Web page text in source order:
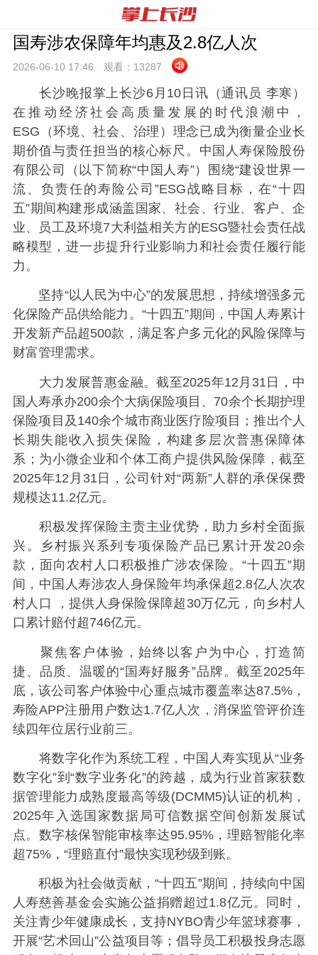
国寿涉农保障年均惠及2.8亿人次
2026-06-10 17:46 观看： 13287
长沙晚报掌上长沙6月10日讯（通讯员 李寒）
在推动经济社会高质量发展的时代浪潮中，
ESG（环境、社会、治理）理念已成为衡量企业长
期价值与责任担当的核心标尺。中国人寿保险股份
有限公司（以下简称“中国人寿”）围绕“建设世界一
流、负责任的寿险公司”ESG战略目标，在“十四
五”期间构建形成涵盖国家、社会、行业、客户、企
业、员工及环境7大利益相关方的ESG暨社会责任战
略模型，进一步提升行业影响力和社会责任履行能
力。
坚持“以人民为中心”的发展思想，持续增强多元
化保险产品供给能力。“十四五”期间，中国人寿累计
开发新产品超500款，满足客户多元化的风险保障与
财富管理需求。
大力发展普惠金融。截至2025年12月31日，中
国人寿承办200余个大病保险项目、70余个长期护理
保险项目及140余个城市商业医疗险项目；推出个人
长期失能收入损失保险，构建多层次普惠保障体
系；为小微企业和个体工商户提供风险保障，截至
2025年12月31日，公司针对“两新”人群的承保保费
规模达11.2亿元。
积极发挥保险主责主业优势，助力乡村全面振
兴。乡村振兴系列专项保险产品已累计开发20余
款，面向农村人口积极推广涉农保险。“十四五”期
间，中国人寿涉农人身保险年均承保超2.8亿人次农
村人口 ，提供人身保险保障超30万亿元，向乡村人
口累计赔付超746亿元。
聚焦客户体验，始终以客户为中心，打造简
捷、品质、温暖的“国寿好服务”品牌。截至2025年
底，该公司客户体验中心重点城市覆盖率达87.5%，
寿险APP注册用户数达1.7亿人次，消保监管评价连
续四年位居行业前三。
将数字化作为系统工程，中国人寿实现从“业务
数字化”到“数字业务化”的跨越，成为行业首家获数
据管理能力成熟度最高等级(DCMM5)认证的机构，
2025年入选国家数据局可信数据空间创新发展试
点。数字核保智能审核率达95.95%，理赔智能化率
超75%，“理赔直付”最快实现秒级到账。
积极为社会做贡献，“十四五”期间，持续向中国
人寿慈善基金会实施公益捐赠超过1.8亿元。同时，
关注青少年健康成长，支持NYBO青少年篮球赛事，
开展“艺术回山”公益项目等；倡导员工积极投身志愿